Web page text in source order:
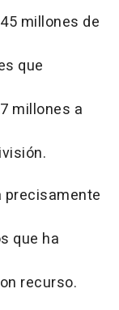
millones de
que
millones a
precisamente
que ha
recurso.